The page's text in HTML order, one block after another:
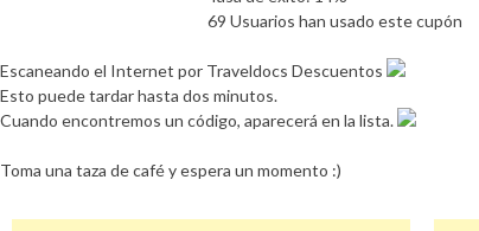
69 Usuarios han usado este cupón
Escaneando el Internet por Traveldocs Descuentos
Esto puede tardar hasta dos minutos.
Cuando encontremos un código, aparecerá en la lista.
Toma una taza de café y espera un momento :)